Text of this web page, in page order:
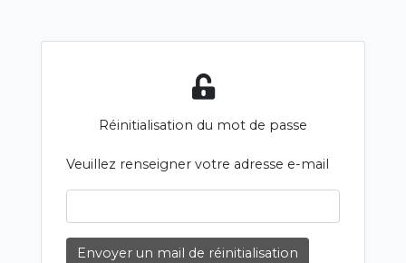
Réinitialisation du mot de passe
Veuillez renseigner votre adresse e-mail
Envoyer un mail de réinitialisation